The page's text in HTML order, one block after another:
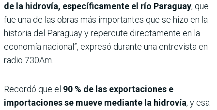
de la hidrovía, específicamente el río Paraguay, que
fue una de las obras más importantes que se hizo en la
historia del Paraguay y repercute directamente en la
economía nacional”, expresó durante una entrevista en
radio 730Am.
Recordó que el 90 % de las exportaciones e
importaciones se mueve mediante la hidrovía, y esa